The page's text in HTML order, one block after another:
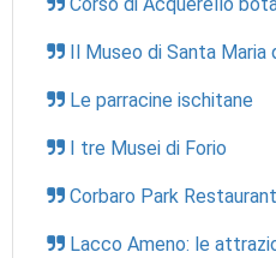
Il Museo di Santa
Le parracine ischitane
I tre Musei di Forio
Corbaro Park Restaurant
Lacco Ameno: le